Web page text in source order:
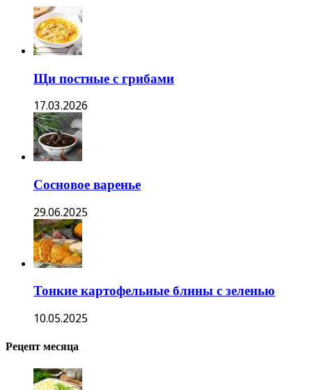
Щи постные с грибами
17.03.2026
Сосновое варенье
29.06.2025
Тонкие картофельные блины с зеленью
10.05.2025
Рецепт месяца